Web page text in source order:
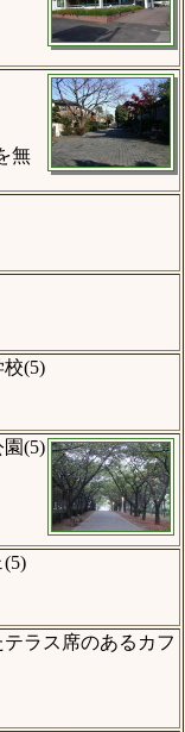
無
(5)
(5)
ラス席のあるカフ